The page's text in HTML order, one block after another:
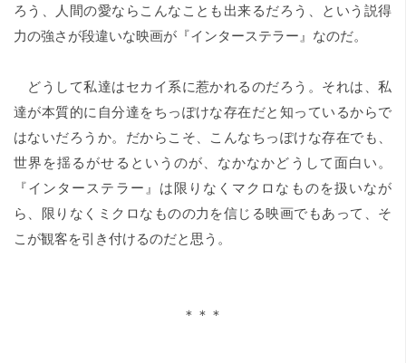
ろう、人間の愛ならこんなことも出来るだろう、という説得
力の強さが段違いな映画が『インターステラー』なのだ。
どうして私達はセカイ系に惹かれるのだろう。それは、私
達が本質的に自分達をちっぽけな存在だと知っているからで
はないだろうか。だからこそ、こんなちっぽけな存在でも、
世界を揺るがせるというのが、なかなかどうして面白い。
『インターステラー』は限りなくマクロなものを扱いなが
ら、限りなくミクロなものの力を信じる映画でもあって、そ
こが観客を引き付けるのだと思う。
＊＊＊